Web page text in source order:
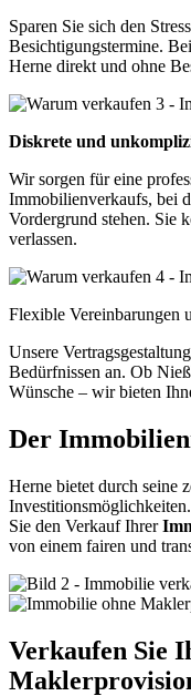
Sparen Sie sich den
Besichtigungstermine.
Herne direkt und ohne
Diskrete und
Wir sorgen für eine
Immobilienverkaufs, bei
Vordergrund stehen. Sie
verlassen.
Flexible Vereinbarungen
Unsere
Bedürfnissen an. Ob
Wünsche – wir bieten
Der
Herne bietet durch seine
Sie den Verkauf Ihrer
von einem fairen und
Verkaufen Sie